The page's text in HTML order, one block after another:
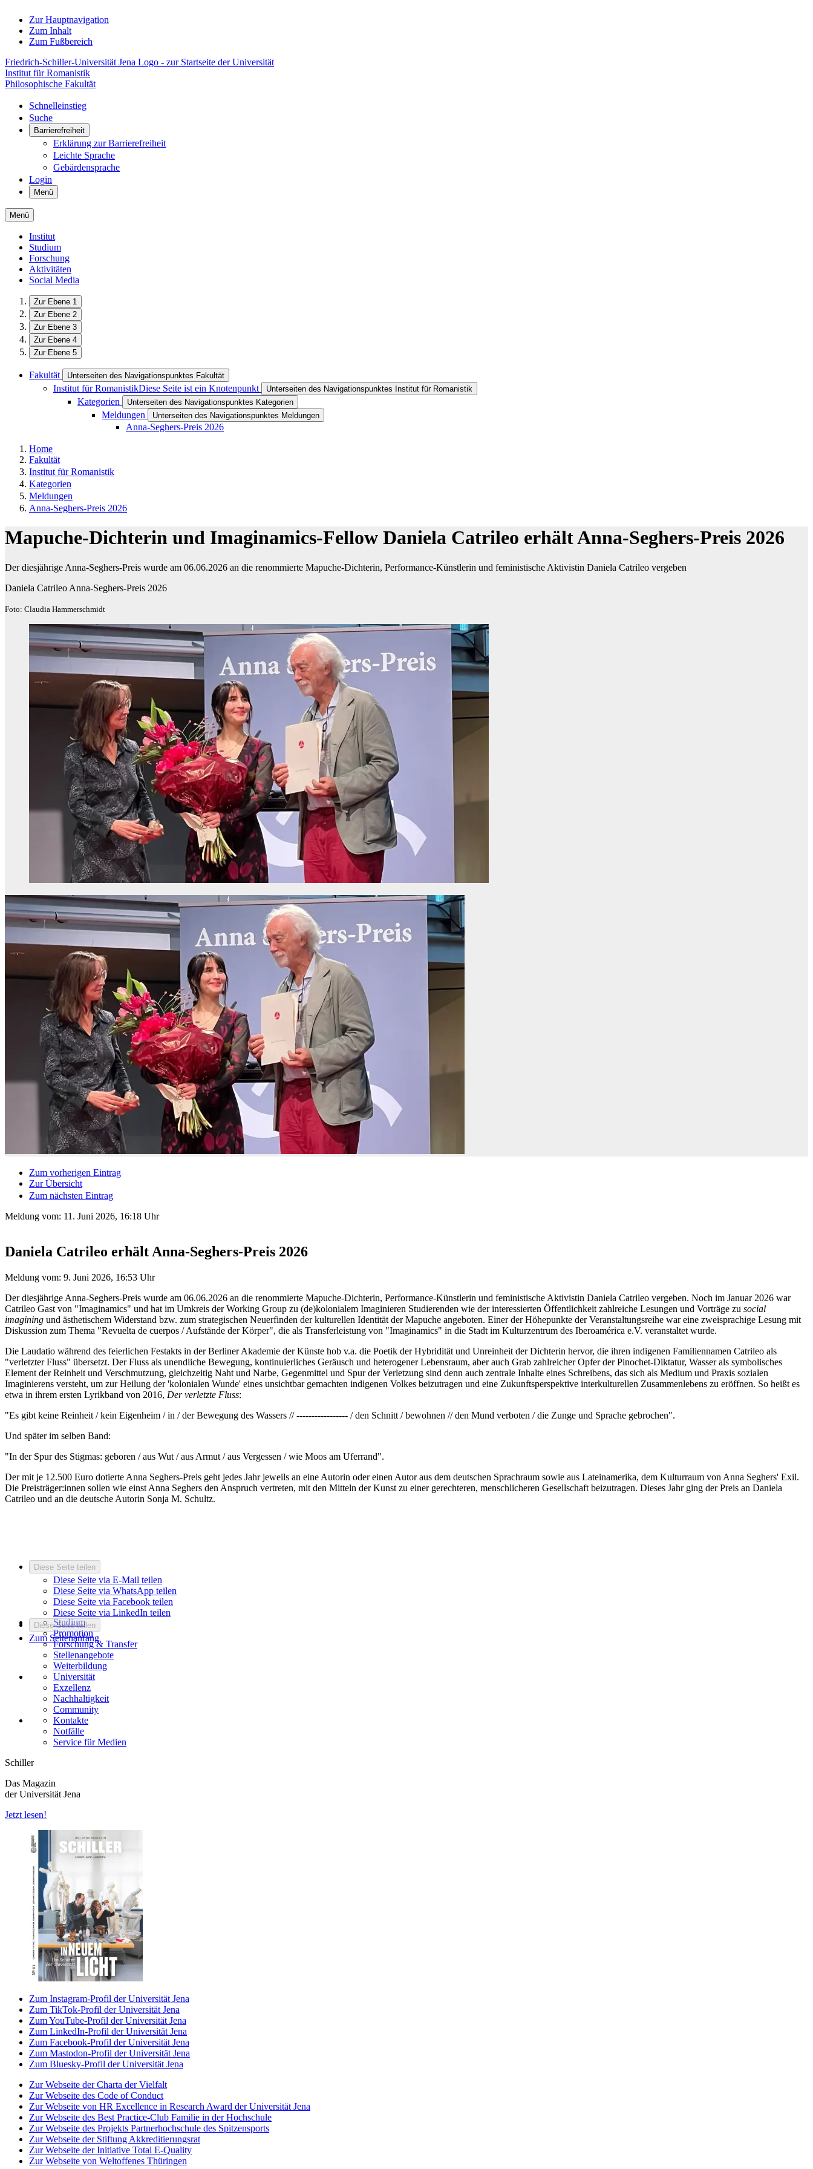
Zur Hauptnavigation
Zum Inhalt
Zum Fußbereich
Friedrich-Schiller-Universität Jena Logo - zur Startseite der Universität
Institut für Romanistik
Philosophische Fakultät
Schnelleinstieg
Suche
Barrierefreiheit
Erklärung zur Barrierefreiheit
Leichte Sprache
Gebärdensprache
Login
Menü
Menü
Institut
Studium
Forschung
Aktivitäten
Social Media
Zur Ebene 1
Zur Ebene 2
Zur Ebene 3
Zur Ebene 4
Zur Ebene 5
Fakultät Unterseiten des Navigationspunktes Fakultät
Institut für RomanistikDiese Seite ist ein Knotenpunkt Unterseiten des Navigationspunktes Institut für Romanistik
Kategorien Unterseiten des Navigationspunktes Kategorien
Meldungen Unterseiten des Navigationspunktes Meldungen
Anna-Seghers-Preis 2026
Home
Fakultät
Institut für Romanistik
Kategorien
Meldungen
Anna-Seghers-Preis 2026
Mapuche-Dichterin und Imaginamics-Fellow Daniela Catrileo erhält Anna-Seghers-Preis 2026
Der diesjährige Anna-Seghers-Preis wurde am 06.06.2026 an die renommierte Mapuche-Dichterin, Performance-Künstlerin und feministische Aktivistin Daniela Catrileo vergeben
Daniela Catrileo Anna-Seghers-Preis 2026
Foto: Claudia Hammerschmidt
Zum vorherigen Eintrag
Zur Übersicht
Zum nächsten Eintrag
Meldung vom: 11. Juni 2026, 16:18 Uhr
Daniela Catrileo erhält Anna-Seghers-Preis 2026
Meldung vom: 9. Juni 2026, 16:53 Uhr
Der diesjährige Anna-Seghers-Preis wurde am 06.06.2026 an die renommierte Mapuche-Dichterin, Performance-Künstlerin und feministische Aktivistin Daniela Catrileo vergeben. Noch im Januar 2026 war
Catrileo Gast von "Imaginamics" und hat im Umkreis der Working Group zu (de)kolonialem Imaginieren Studierenden wie der interessierten Öffentlichkeit zahlreiche Lesungen und Vorträge zu social
imagining und ästhetischem Widerstand bzw. zum strategischen Neuerfinden der kulturellen Identität der Mapuche angeboten. Einer der Höhepunkte der Veranstaltungsreihe war eine zweisprachige Lesung mit
Diskussion zum Thema "Revuelta de cuerpos / Aufstände der Körper", die als Transferleistung von "Imaginamics" in die Stadt im Kulturzentrum des Iberoamérica e.V. veranstaltet wurde.
Die Laudatio während des feierlichen Festakts in der Berliner Akademie der Künste hob v.a. die Poetik der Hybridität und Unreinheit der Dichterin hervor, die ihren indigenen Familiennamen Catrileo als
"verletzter Fluss" übersetzt. Der Fluss als unendliche Bewegung, kontinuierliches Geräusch und heterogener Lebensraum, aber auch Grab zahlreicher Opfer der Pinochet-Diktatur, Wasser als symbolisches
Element der Reinheit und Verschmutzung, gleichzeitig Naht und Narbe, Gegenmittel und Spur der Verletzung sind denn auch zentrale Inhalte eines Schreibens, das sich als Medium und Praxis sozialen
Imaginierens versteht, um zur Heilung der 'kolonialen Wunde' eines unsichtbar gemachten indigenen Volkes beizutragen und eine Zukunftsperspektive interkulturellen Zusammenlebens zu eröffnen. So heißt es
etwa in ihrem ersten Lyrikband von 2016, Der verletzte Fluss:
"Es gibt keine Reinheit / kein Eigenheim / in / der Bewegung des Wassers // ----------------- / den Schnitt / bewohnen // den Mund verboten / die Zunge und Sprache gebrochen".
Und später im selben Band:
"In der Spur des Stigmas: geboren / aus Wut / aus Armut / aus Vergessen / wie Moos am Uferrand".
Der mit je 12.500 Euro dotierte Anna Seghers-Preis geht jedes Jahr jeweils an eine Autorin oder einen Autor aus dem deutschen Sprachraum sowie aus Lateinamerika, dem Kulturraum von Anna Seghers' Exil.
Die Preisträger:innen sollen wie einst Anna Seghers den Anspruch vertreten, mit den Mitteln der Kunst zu einer gerechteren, menschlicheren Gesellschaft beizutragen. Dieses Jahr ging der Preis an Daniela
Catrileo und an die deutsche Autorin Sonja M. Schultz.
Diese Seite teilen
Diese Seite via E-Mail teilen
Diese Seite via WhatsApp teilen
Diese Seite via Facebook teilen
Diese Seite via LinkedIn teilen
Diese Seite teilen
Zum Seitenanfang
Studium
Promotion
Forschung & Transfer
Stellenangebote
Weiterbildung
Universität
Exzellenz
Nachhaltigkeit
Community
Kontakte
Notfälle
Service für Medien
Schiller
Das Magazin
der Universität Jena
Jetzt lesen!
Zum Instagram-Profil der Universität Jena
Zum TikTok-Profil der Universität Jena
Zum YouTube-Profil der Universität Jena
Zum LinkedIn-Profil der Universität Jena
Zum Facebook-Profil der Universität Jena
Zum Mastodon-Profil der Universität Jena
Zum Bluesky-Profil der Universität Jena
Zur Webseite der Charta der Vielfalt
Zur Webseite des Code of Conduct
Zur Webseite von HR Excellence in Research Award der Universität Jena
Zur Webseite des Best Practice-Club Familie in der Hochschule
Zur Webseite des Projekts Partnerhochschule des Spitzensports
Zur Webseite der Stiftung Akkreditierungsrat
Zur Webseite der Initiative Total E-Quality
Zur Webseite von Weltoffenes Thüringen